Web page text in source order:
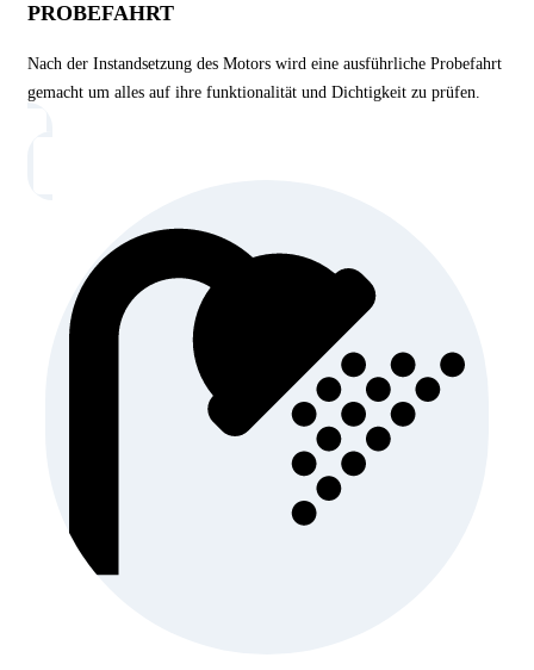
PROBEFAHRT
Nach der Instandsetzung des Motors wird eine ausführliche Probefahrt
gemacht um alles auf ihre funktionalität und Dichtigkeit zu prüfen.